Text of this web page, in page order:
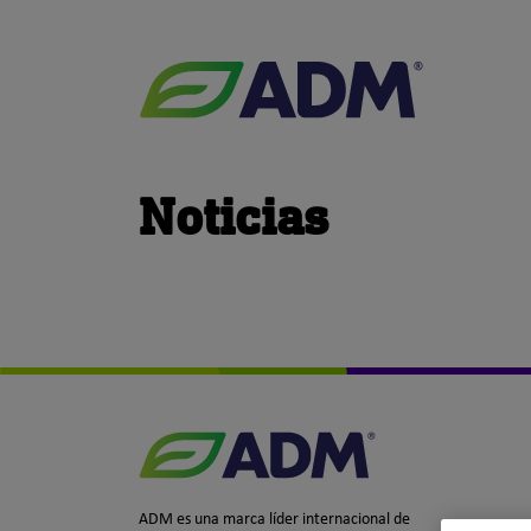
Noticias
ADM es una marca líder internacional de